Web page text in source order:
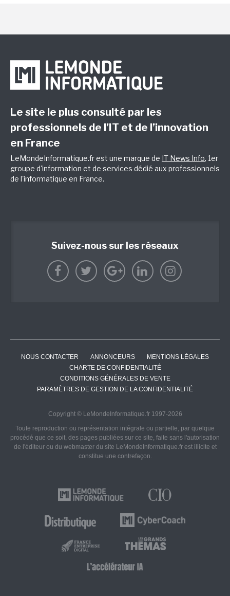
Le site le plus consulté par les
professionnels de l’IT et de l’innovation
en France
LeMondeInformatique.fr est une marque de IT News Info, 1er
groupe d'information et de services dédié aux professionnels
de l'informatique en France.
Suivez-nous sur les réseaux
NOUS CONTACTER ANNONCEURS
MENTIONS LÉGALES
CHARTE DE CONFIDENTIALITÉ
CONDITIONS GÉNÉRALES DE VENTE
PARAMÈTRES DE GESTION DE LA CONFIDENTIALITÉ
Copyright © LeMondeInformatique.fr 1997-2026
Toute reproduction ou représentation intégrale ou partielle, par quelque
procédé que ce soit, des pages publiées sur ce site, faite sans l'autorisation
de l'éditeur ou du webmaster du site LeMondeInformatique.fr est illicite et
constitue une contrefaçon.